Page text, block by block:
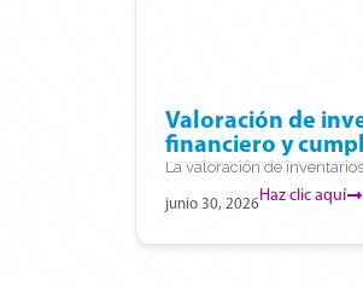
Valoración de
financiero y
La valoración de
junio 30, 2026Haz clic aquí